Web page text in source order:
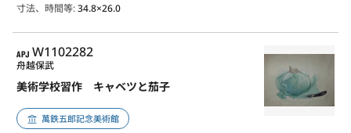
寸法、時間等:34.8×26.0
APJ
W1102282
美術学校習作 キャベツと茄子
舟越保武
萬鉄五郎記念美術館